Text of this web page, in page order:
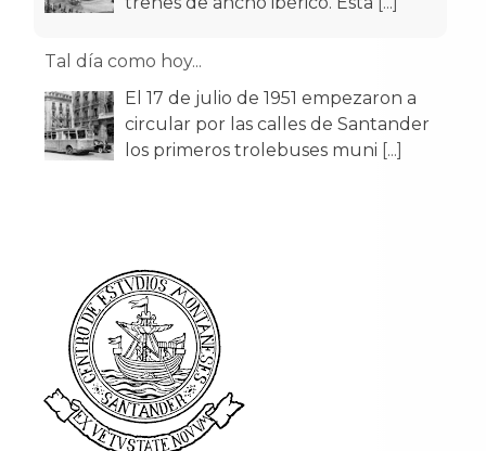
El 17 de julio de 1951 empezaron a
circular por las calles de Santander
los primeros trolebuses muni[...]